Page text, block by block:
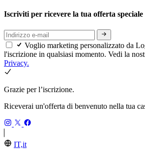
Iscriviti per ricevere la tua offerta speciale
Voglio marketing personalizzato da
l'iscrizione in qualsiasi momento. Vedi la
Privacy.
Grazie per l’iscrizione.
Riceverai un'offerta di benvenuto nella tua
IT,it